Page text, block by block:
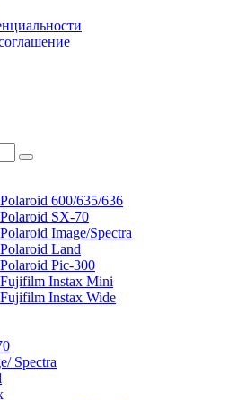
600/635/636
SX-70
Image/Spectra
Land
Pic-300
Instax Mini
Instax Wide
Spectra